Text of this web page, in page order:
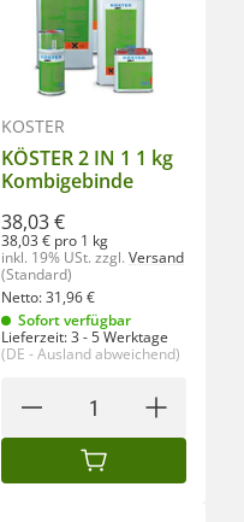
KÖSTER
KÖSTER 2 IN 1 1 kg
Kombigebinde
38,03 €
38,03 € pro 1 kg
inkl. 19% USt. zzgl. Versand
(Standard)
Netto:31,96€
Sofort verfügbar
Lieferzeit:3 - 5 Werktage
(DE - Ausland abweichend)
IN DEN WARENKORB